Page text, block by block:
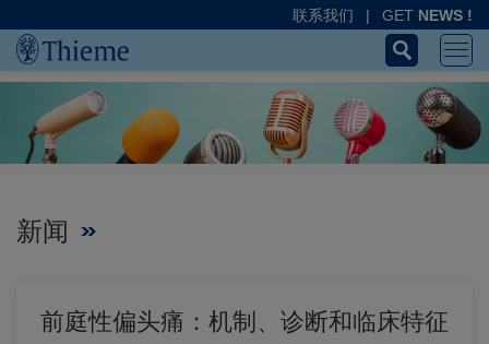
联系我们 | GET NEWS !
新闻
前庭性偏头痛：机制、诊断和临床特征